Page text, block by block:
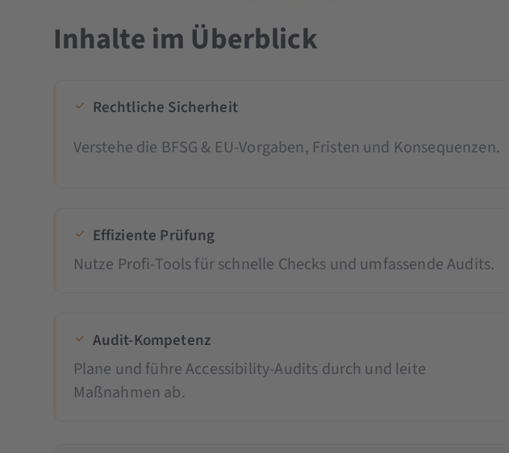
Inhalte im Überblick
Rechtliche Sicherheit
Verstehe die BFSG & EU-Vorgaben, Fristen und Konsequenzen.
Effiziente Prüfung
Nutze Profi-Tools für schnelle Checks und umfassende Audits.
Audit-Kompetenz
Plane und führe Accessibility-Audits durch und leite
Maßnahmen ab.